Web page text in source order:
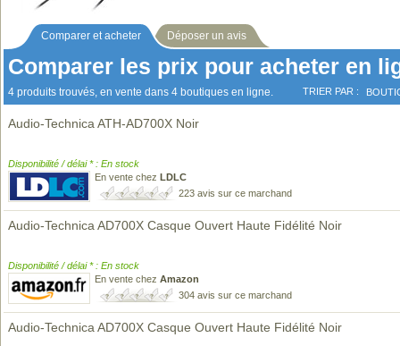
Comparer et acheter Déposer un avis
Comparer les prix pour acheter en
4 produits trouvés, en vente dans 4 boutiques en ligne. TRIER PAR :
Audio-Technica ATH-AD700X Noir
Disponibilité / délai * : En stock
En vente chez LDLC
223 avis sur ce marchand
Audio-Technica AD700X Casque Ouvert Haute Fidélité Noir
Disponibilité / délai * : En stock
En vente chez Amazon
304 avis sur ce marchand
Audio-Technica AD700X Casque Ouvert Haute Fidélité Noir